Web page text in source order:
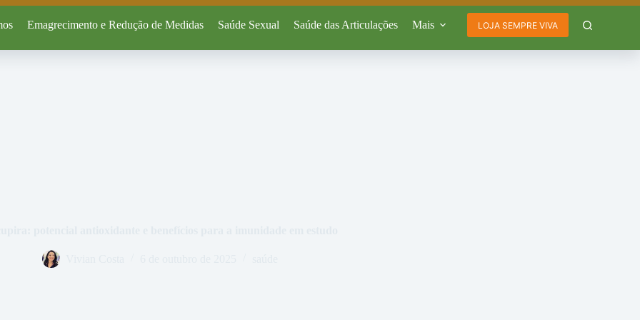
Emagrecimento e Redução de Medidas Saúde Sexual Saúde das Articulações Mais LOJA SEMPRE VIVA